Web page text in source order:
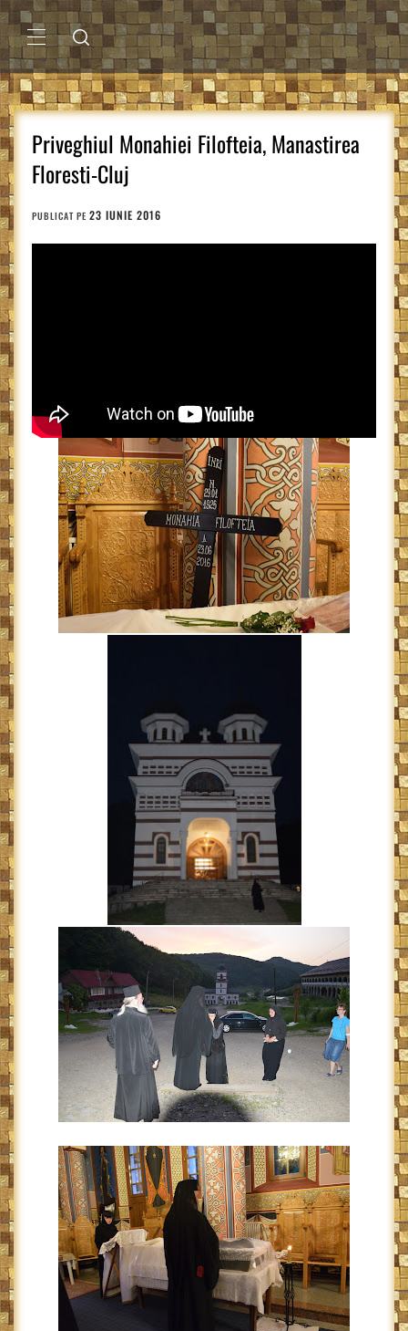
Sari
la
conținutMENIU
PRINCIPAL
Priveghiul Monahiei Filofteia, Manastirea
Floresti-Cluj
PUBLICAT PE 23 IUNIE 2016